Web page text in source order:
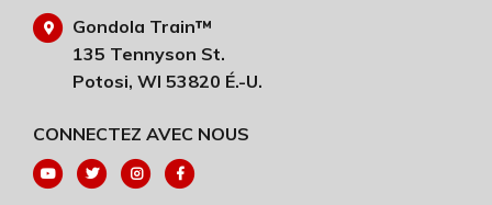
Gondola Train™
135 Tennyson St.
Potosi, WI 53820 É.-U.
CONNECTEZ AVEC NOUS